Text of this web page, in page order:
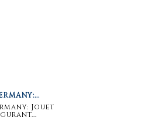
Jouet